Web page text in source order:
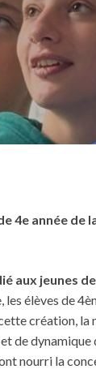
4e année de
aux jeunes de
élèves de
création,
de
nourri la